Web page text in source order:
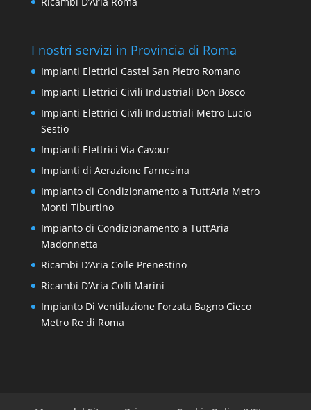
I nostri servizi in Provincia di Roma
Impianti Elettrici Castel San Pietro Romano
Impianti Elettrici Civili Industriali Don Bosco
Impianti Elettrici Civili Industriali Metro Lucio
Sestio
Impianti Elettrici Via Cavour
Impianti di Aerazione Farnesina
Impianto di Condizionamento a Tutt’Aria Metro
Monti Tiburtino
Impianto di Condizionamento a Tutt’Aria
Madonnetta
Ricambi D’Aria Colle Prenestino
Ricambi D’Aria Colli Marini
Impianto Di Ventilazione Forzata Bagno Cieco
Metro Re di Roma